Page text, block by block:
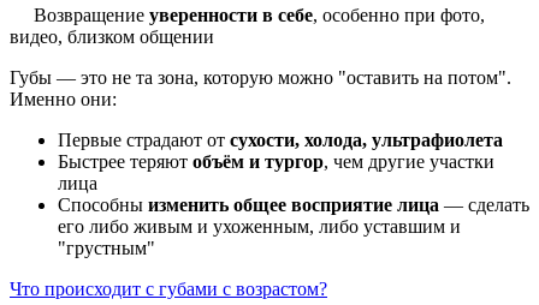
Возвращение уверенности в себе, особенно при фото,
видео, близком общении
Губы — это не та зона, которую можно "оставить на потом".
Именно они:
Первые страдают от сухости, холода, ультрафиолета
Быстрее теряют объём и тургор, чем другие участки
лица
Способны изменить общее восприятие лица — сделать
его либо живым и ухоженным, либо уставшим и
"грустным"
Что происходит с губами с возрастом?